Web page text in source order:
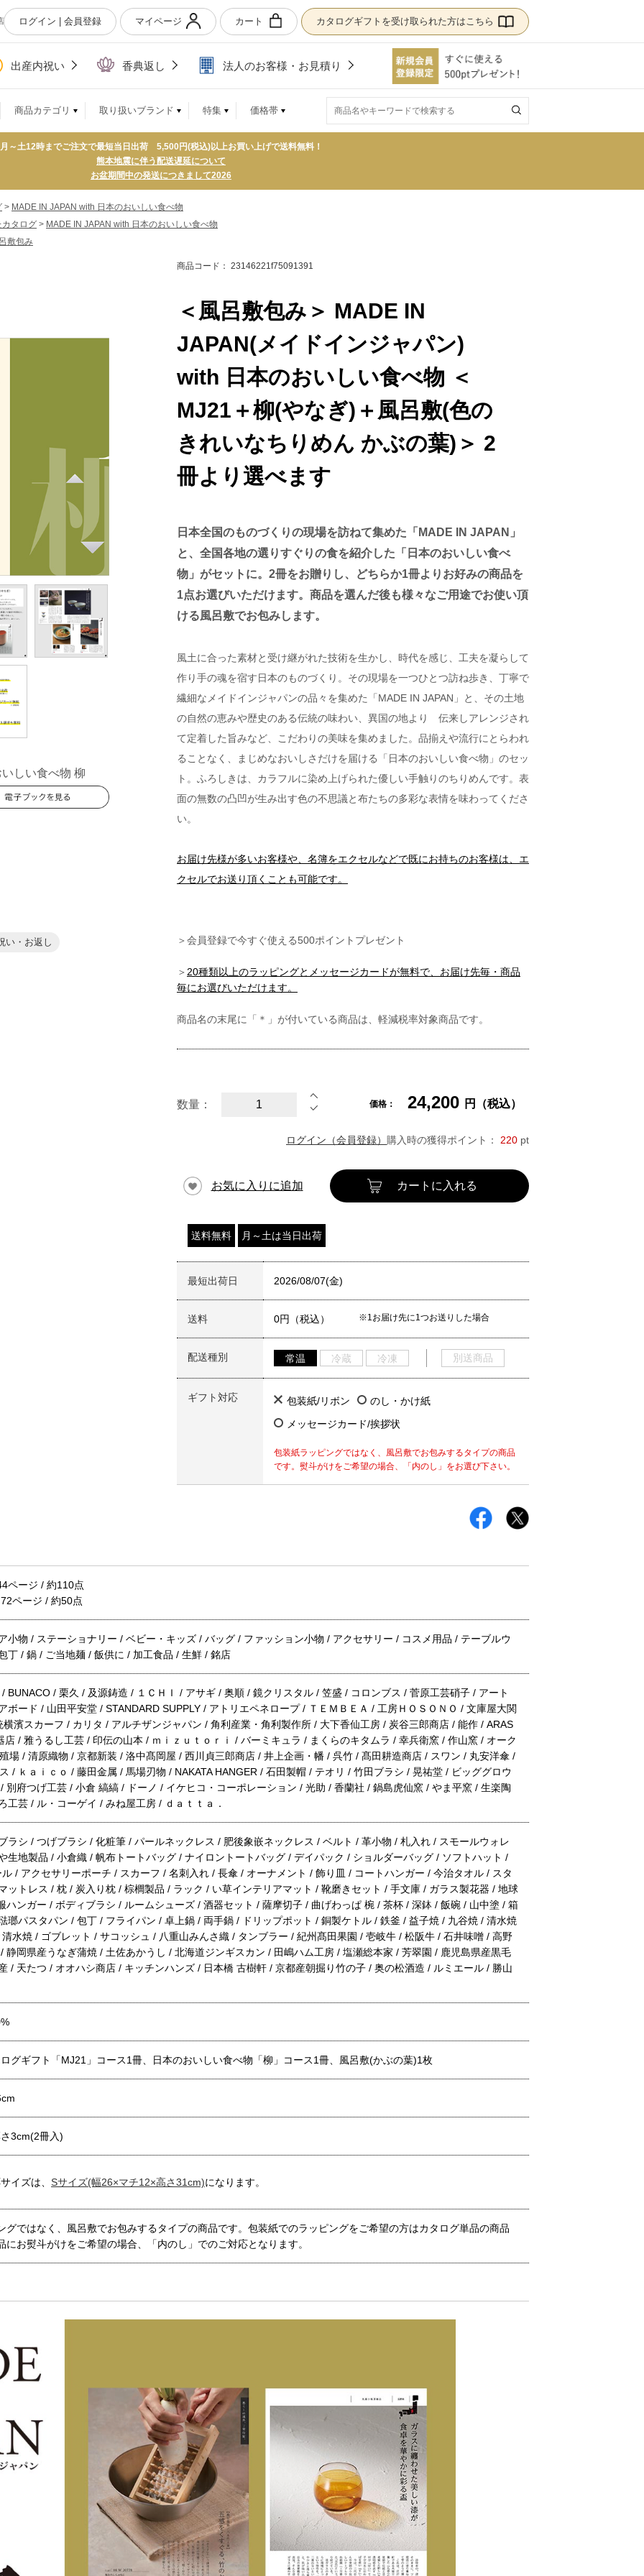
ログイン | 会員登録 マイページ カート カタログギフトを受け取られた方はこちら
出産内祝い 香典返し 法人のお客様・お見積り
商品カテゴリ 取り扱いブランド 特集 価格帯
月～土12時までご注文で最短当日出荷 5,500円(税込)以上お買い上げで送料無料！
熊本地震に伴う配送遅延について
お盆期間中の発送につきまして2026
> MADE IN JAPAN with 日本のおいしい食べ物
カタログ > MADE IN JAPAN with 日本のおいしい食べ物
敷包み
いしい食べ物 柳
い・お返し
商品コード： 23146221f75091391
＜風呂敷包み＞ MADE IN
JAPAN(メイドインジャパン)
with 日本のおいしい食べ物 ＜
MJ21＋柳(やなぎ)＋風呂敷(色の
きれいなちりめん かぶの葉)＞ 2
冊より選べます
日本全国のものづくりの現場を訪ねて集めた「MADE IN JAPAN」
と、全国各地の選りすぐりの食を紹介した「日本のおいしい食べ
物」がセットに。2冊をお贈りし、どちらか1冊よりお好みの商品を
1点お選びいただけます。商品を選んだ後も様々なご用途でお使い頂
ける風呂敷でお包みします。
風土に合った素材と受け継がれた技術を生かし、時代を感じ、工夫を凝らして
作り手の魂を宿す日本のものづくり。その現場を一つひとつ訪ね歩き、丁寧で
繊細なメイドインジャパンの品々を集めた「MADE IN JAPAN」と、その土地
の自然の恵みや歴史のある伝統の味わい、異国の地より 伝来しアレンジされ
て定着した旨みなど、こだわりの美味を集めました。品揃えや流行にとらわれ
ることなく、まじめなおいしさだけを届ける「日本のおいしい食べ物」のセッ
ト。ふろしきは、カラフルに染め上げられた優しい手触りのちりめんです。表
面の無数の凸凹が生み出す色の不思議と布たちの多彩な表情を味わってくださ
い。
お届け先様が多いお客様や、名簿をエクセルなどで既にお持ちのお客様は、エ
クセルでお送り頂くことも可能です。
＞会員登録で今すぐ使える500ポイントプレゼント
＞ 20種類以上のラッピングとメッセージカードが無料で、お届け先毎・商品
毎にお選びいただけます。
商品名の末尾に「＊」が付いている商品は、軽減税率対象商品です。
数量： 価格： 24,200 円（税込）
ログイン（会員登録） 購入時の獲得ポイント： 220 pt
お気に入りに追加 カートに入れる
送料無料 月～土は当日出荷
最短出荷日 2026/08/07(金)
送料 0円（税込） ※1お届け先に1つお送りした場合
配送種別 常温 冷蔵 冷凍 別送商品
ギフト対応 包装紙/リボン
のし・かけ紙
メッセージカード/挨拶状
包装紙ラッピングではなく、風呂敷でお包みするタイプの商品
です。熨斗がけをご希望の場合、「内のし」をお選び下さい。
ページ / 約110点
ページ / 約50点
小物 / ステーショナリー / ベビー・キッズ / バッグ / ファッション小物 / アクセサリー / コスメ用品 / テーブルウ
丁 / 鍋 / ご当地麺 / 飯供に / 加工食品 / 生鮮 / 銘店
BUNACO / 栗久 / 及源鋳造 / １ＣＨＩ / アサギ / 奥順 / 鏡クリスタル / 笠盛 / コロンブス / 菅原工芸硝子 / アート
ボード / 山田平安堂 / STANDARD SUPPLY / アトリエペネロープ / ＴＥＭＢＥＡ / 工房ＨＯＳＯＮＯ / 文庫屋大関
濱スカーフ / カリタ / アルチザンジャパン / 角利産業・角利製作所 / 大下香仙工房 / 炭谷三郎商店 / 能作 / ARAS
店 / 雅うるし工芸 / 印伝の山本 / ｍｉｚｕｔｏｒｉ / バーミキュラ / まくらのキタムラ / 幸兵衛窯 / 作山窯 / オーク
場 / 清原織物 / 京都新装 / 洛中髙岡屋 / 西川貞三郎商店 / 井上企画・幡 / 呉竹 / 髙田耕造商店 / スワン / 丸安洋傘 /
/ ｋａｉｃｏ / 藤田金属 / 馬場刃物 / NAKATA HANGER / 石田製帽 / テオリ / 竹田ブラシ / 晃祐堂 / ビッググロウ
別府つげ工芸 / 小倉 縞縞 / ドーノ / イケヒコ・コーポレーション / 光助 / 香蘭社 / 鍋島虎仙窯 / やま平窯 / 生楽陶
工芸 / ル・コーゲイ / みね屋工房 / ｄａｔｔａ．
ラシ / つげブラシ / 化粧筆 / パールネックレス / 肥後象嵌ネックレス / ベルト / 革小物 / 札入れ / スモールウォレ
生地製品 / 小倉織 / 帆布トートバッグ / ナイロントートバッグ / デイパック / ショルダーバッグ / ソフトハット /
/ アクセサリーポーチ / スカーフ / 名刺入れ / 長傘 / オーナメント / 飾り皿 / コートハンガー / 今治タオル / スタ
ットレス / 枕 / 炭入り枕 / 棕櫚製品 / ラック / い草インテリアマット / 靴磨きセット / 手文庫 / ガラス製花器 / 地球
ハンガー / ボディブラシ / ルームシューズ / 酒器セット / 薩摩切子 / 曲げわっぱ 椀 / 茶杯 / 深鉢 / 飯碗 / 山中塗 / 箱
瑯パスタパン / 包丁 / フライパン / 卓上鍋 / 両手鍋 / ドリップポット / 銅製ケトル / 鉄釜 / 益子焼 / 九谷焼 / 清水焼
水焼 / ゴブレット / サコッシュ / 八重山みんさ織 / タンブラー / 紀州髙田果園 / 壱岐牛 / 松阪牛 / 石井味噌 / 高野
静岡県産うなぎ蒲焼 / 土佐あかうし / 北海道ジンギスカン / 田嶋ハム工房 / 塩瀬総本家 / 芳翠園 / 鹿児島県産黒毛
/ 天たつ / オオハシ商店 / キッチンハンズ / 日本橋 古樹軒 / 京都産朝掘り竹の子 / 奥の松酒造 / ルミエール / 勝山
グギフト「MJ21」コース1冊、日本のおいしい食べ物「柳」コース1冊、風呂敷(かぶの葉)1枚
3cm(2冊入)
イズは、 Sサイズ(幅26×マチ12×高さ31cm)になります。
グではなく、風呂敷でお包みするタイプの商品です。包装紙でのラッピングをご希望の方はカタログ単品の商品
にお熨斗がけをご希望の場合、「内のし」でのご対応となります。